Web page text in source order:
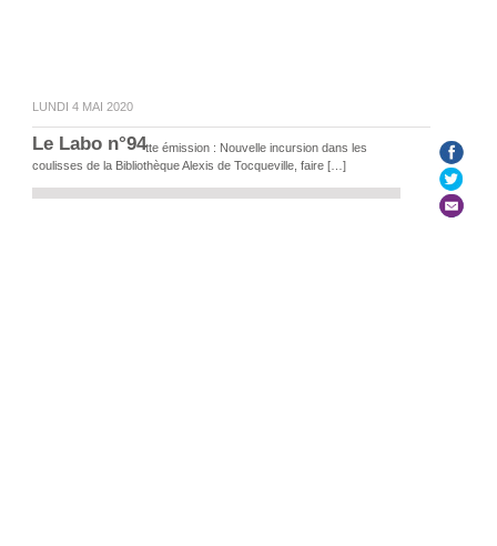
LUNDI 4 MAI 2020
Le Labo n°94
Au programme de cette émission : Nouvelle incursion dans les
coulisses de la Bibliothèque Alexis de Tocqueville, faire […]